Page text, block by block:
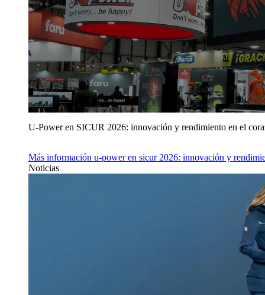
U‑Power en SICUR 2026: innovación y rendimiento en el
Más información u‑power en sicur 2026: innovación y
Noticias